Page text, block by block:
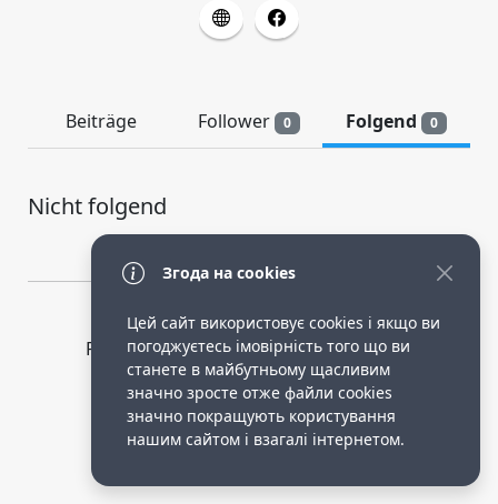
Beiträge Follower 0 Folgend 0
Nicht folgend
Privacy Policy
public terms of service
Робота опікункою в німеччині.
Згода на cookies
Цей сайт використовує cookies і якщо ви
погоджуєтесь імовірність того що ви
станете в майбутньому щасливим
значно зросте отже файли cookies
значно покращують користування
нашим сайтом і взагалі інтернетом.